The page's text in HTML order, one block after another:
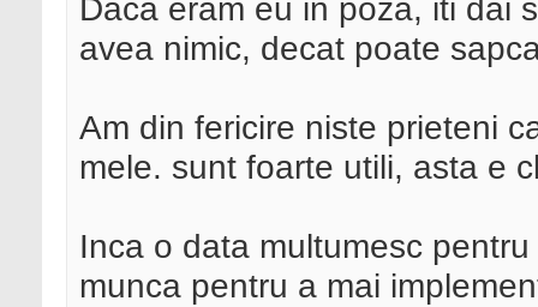
Daca eram eu in poza, iti dai
avea nimic, decat poate
Am din fericire niste prieteni
mele. sunt foarte utili, asta e
Inca o data multumesc
munca pentru a mai